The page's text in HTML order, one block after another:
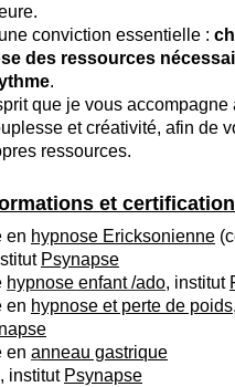
conviction essentielle :
des ressources
.
que je vous accompagne
et créativité, afin de
ressources.
et
en hypnose Ericksonienne
Psynapse
hypnose enfant /ado, institut
en hypnose et perte de poids,
en anneau gastrique
, institut Psynapse